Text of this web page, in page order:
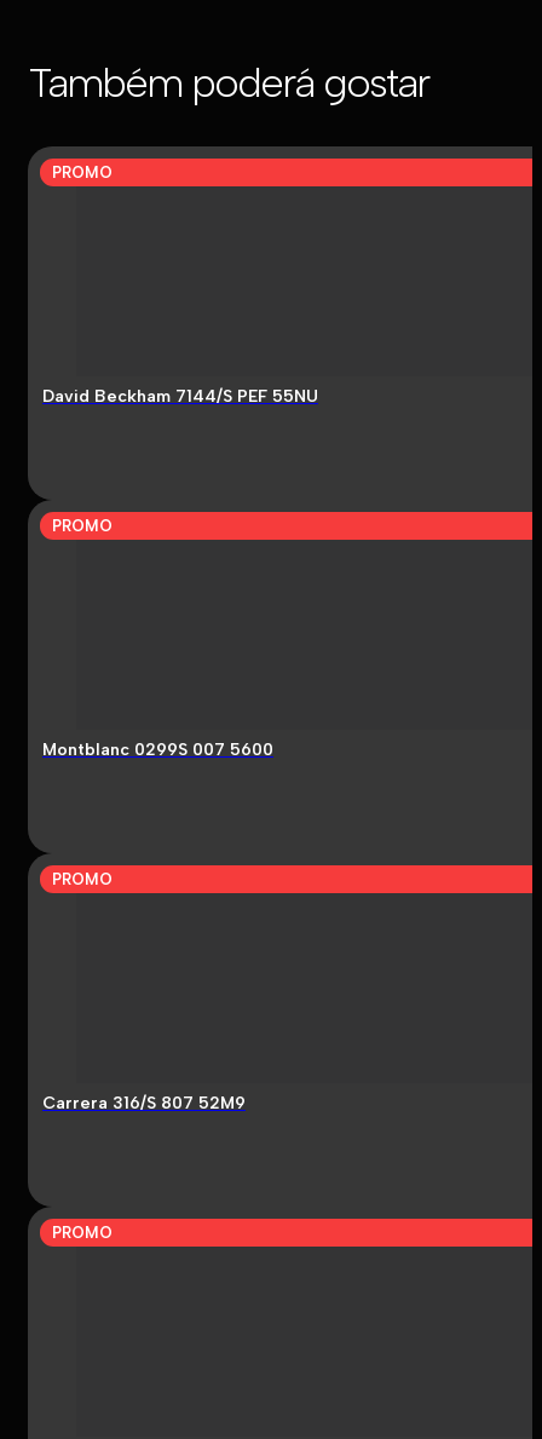
Também poderá gostar
PROMO
David Beckham 7144/S PEF 55NU
PROMO
Montblanc 0299S 007 5600
PROMO
Carrera 316/S 807 52M9
PROMO